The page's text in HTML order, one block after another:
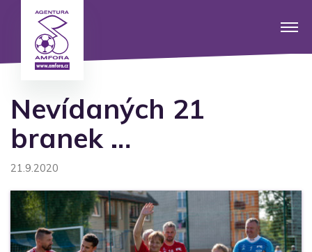
Nevídaných 21
branek …
21.9.2020